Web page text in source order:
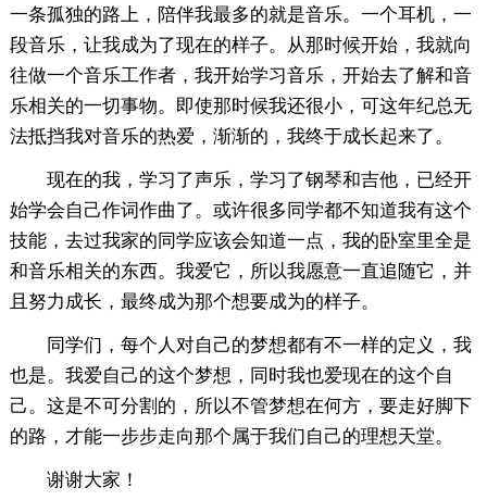
一条孤独的路上，陪伴我最多的就是音乐。一个耳机，一
段音乐，让我成为了现在的样子。从那时候开始，我就向
往做一个音乐工作者，我开始学习音乐，开始去了解和音
乐相关的一切事物。即使那时候我还很小，可这年纪总无
法抵挡我对音乐的热爱，渐渐的，我终于成长起来了。
现在的我，学习了声乐，学习了钢琴和吉他，已经开
始学会自己作词作曲了。或许很多同学都不知道我有这个
技能，去过我家的同学应该会知道一点，我的卧室里全是
和音乐相关的东西。我爱它，所以我愿意一直追随它，并
且努力成长，最终成为那个想要成为的样子。
同学们，每个人对自己的梦想都有不一样的定义，我
也是。我爱自己的这个梦想，同时我也爱现在的这个自
己。这是不可分割的，所以不管梦想在何方，要走好脚下
的路，才能一步步走向那个属于我们自己的理想天堂。
谢谢大家！